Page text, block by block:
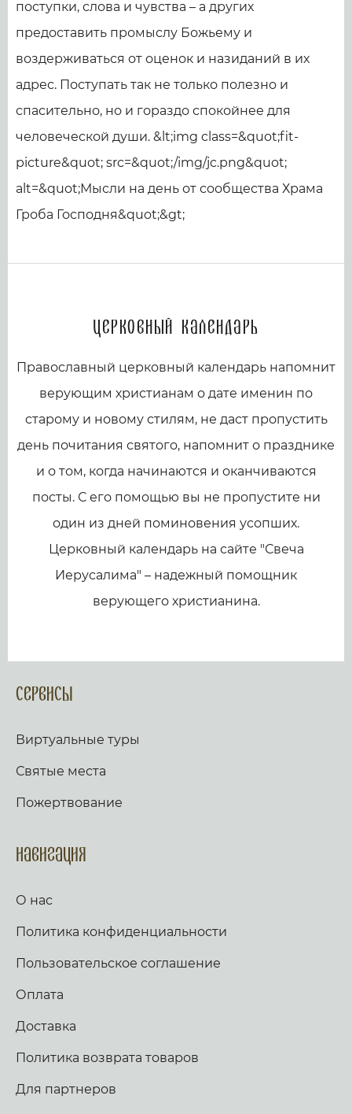
поступки, слова и чувства – а других
предоставить промыслу Божьему и
воздерживаться от оценок и назиданий в их
адрес. Поступать так не только полезно и
спасительно, но и гораздо спокойнее для
человеческой души. &lt;img class=&quot;fit-
picture&quot; src=&quot;/img/jc.png&quot;
alt=&quot;Мысли на день от сообщества Храма
Гроба Господня&quot;&gt;
Церковный календарь
Православный церковный календарь напомнит
верующим христианам о дате именин по
старому и новому стилям, не даст пропустить
день почитания святого, напомнит о празднике
и о том, когда начинаются и оканчиваются
посты. С его помощью вы не пропустите ни
один из дней поминовения усопших.
Церковный календарь на сайте "Свеча
Иерусалима" – надежный помощник
верующего христианина.
Сервисы
Виртуальные туры
Святые места
Пожертвование
Навигация
О нас
Политика конфиденциальности
Пользовательское соглашение
Оплата
Доставка
Политика возврата товаров
Для партнеров